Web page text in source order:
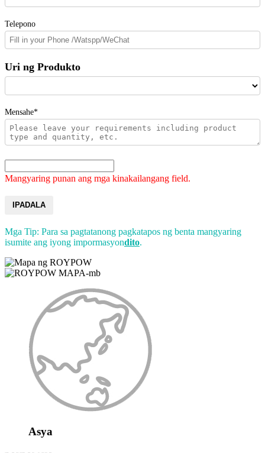
Telepono
Uri ng Produkto
Mensahe*
Mangyaring punan ang mga kinakailangang field.
IPADALA
Mga Tip: Para sa pagtatanong pagkatapos ng benta mangyaring
isumite ang iyong impormasyondito.
Asya